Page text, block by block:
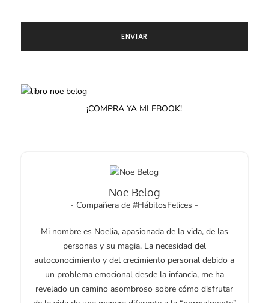
¡COMPRA YA MI EBOOK!
Noe Belog
- Compañera de #HábitosFelices -
Mi nombre es Noelia, apasionada de la vida, de las
personas y su magia. La necesidad del
autoconocimiento y del crecimiento personal debido a
un problema emocional desde la infancia, me ha
revelado un camino asombroso sobre cómo disfrutar